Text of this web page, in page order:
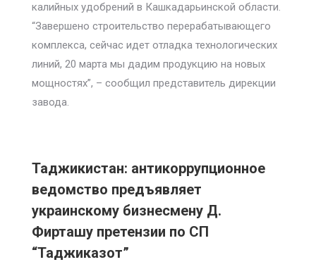
калийных удобрений в Кашкадарьинской области.
“Завершено строительство перерабатывающего
комплекса, сейчас идет отладка технологических
линий, 20 марта мы дадим продукцию на новых
мощностях”, – сообщил представитель дирекции
завода.
Таджикистан: антикоррупционное
ведомство предъявляет
украинскому бизнесмену Д.
Фирташу претензии по СП
“Таджиказот”